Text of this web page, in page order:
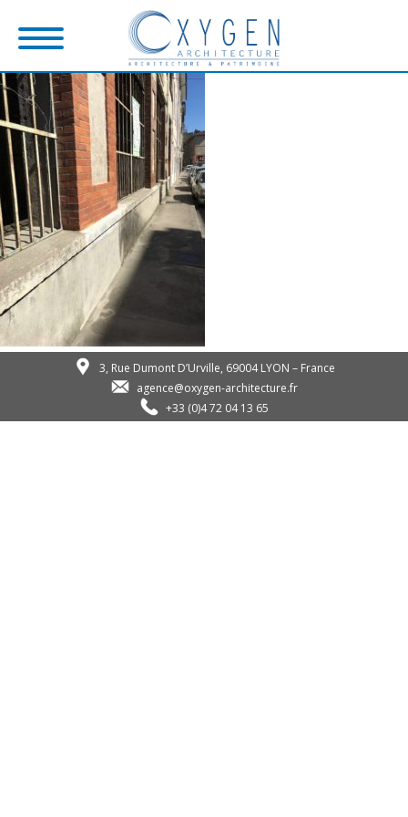
3, Rue Dumont D’Urville, 69004 LYON – France
agence@oxygen-architecture.fr
+33 (0)4 72 04 13 65